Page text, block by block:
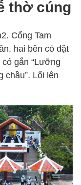
thờ cúng
Cổng Tam
hai bên có đặt
gắn “Lưỡng
chầu”. Lối lên